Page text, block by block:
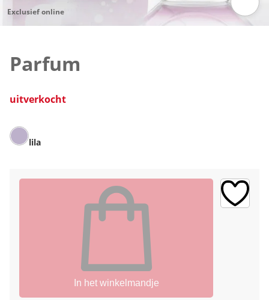
Exclusief online
Parfum
uitverkocht
lila
In het winkelmandje